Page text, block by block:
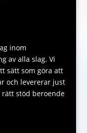
inom
av alla slag. Vi
sätt som göra att
och levererar just
stöd beroende